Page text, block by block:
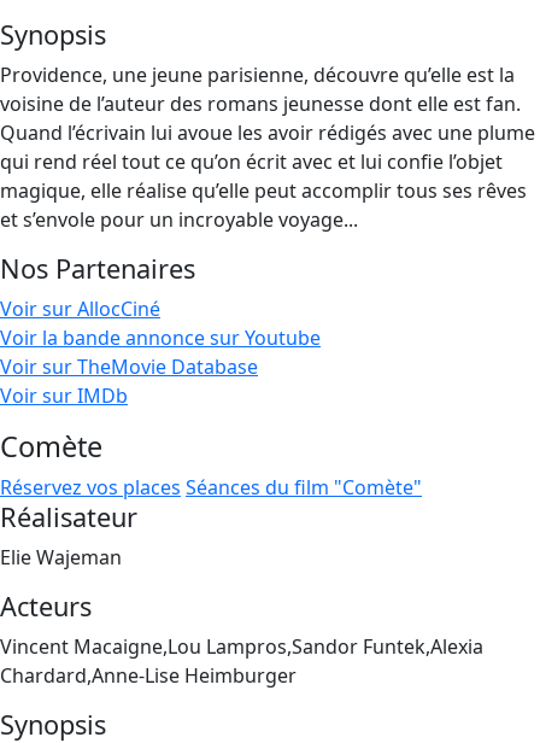
Synopsis
Providence, une jeune parisienne, découvre qu’elle est la
voisine de l’auteur des romans jeunesse dont elle est fan.
Quand l’écrivain lui avoue les avoir rédigés avec une plume
qui rend réel tout ce qu’on écrit avec et lui confie l’objet
magique, elle réalise qu’elle peut accomplir tous ses rêves
et s’envole pour un incroyable voyage...
Nos Partenaires
Voir sur AllocCiné
Voir la bande annonce sur Youtube
Voir sur TheMovie Database
Voir sur IMDb
Comète
Réservez vos places Séances du film "Comète"
Réalisateur
Elie Wajeman
Acteurs
Vincent Macaigne,Lou Lampros,Sandor Funtek,Alexia
Chardard,Anne-Lise Heimburger
Synopsis